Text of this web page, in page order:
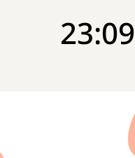
23:09